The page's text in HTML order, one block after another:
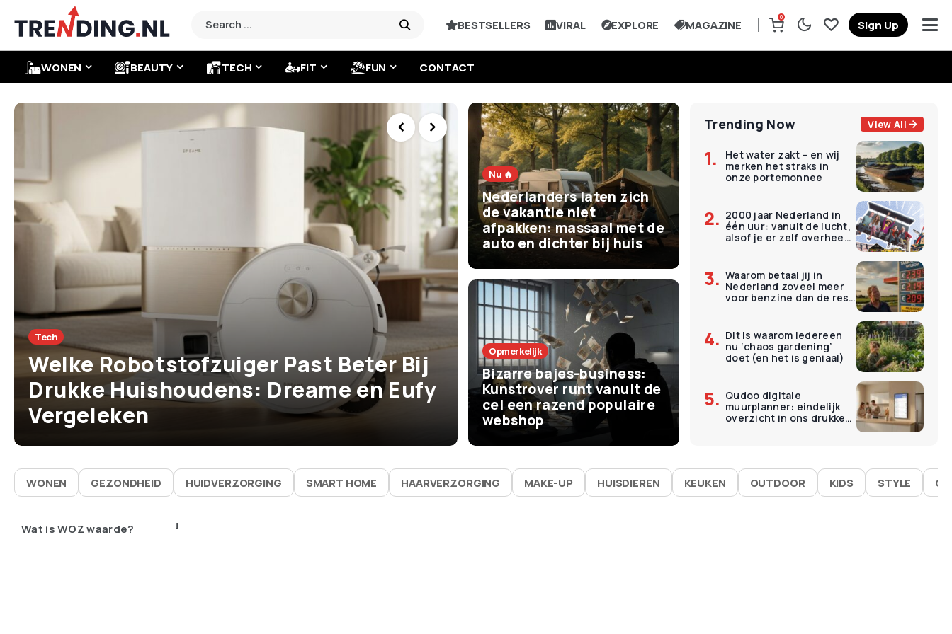
BESTSELLERS VIRAL EXPLORE MAGAZINE
0
Sign Up
WONEN BEAUTY TECH FIT FUN CONTACT
Tech
Welke Robotstofzuiger Past Beter Bij
Drukke Huishoudens: Dreame en Eufy
Vergeleken
Het Leven
De beste zomermomenten kosten
vaak bijna niks – en dat is precies
waarom ze zo goed werken
Nu 🔥
Nederlanders laten zich
de vakantie niet
afpakken: massaal met de
auto en dichter bij huis
Opmerkelijk
Bizarre bajes-business:
Kunstrover runt vanuit de
cel een razend populaire
webshop
Trending Now View All
Het water zakt – en wij
merken het straks in
onze portemonnee
2000 jaar Nederland in
één uur: vanuit de lucht,
alsof je er zelf overheen
Waarom betaal jij in
Nederland zoveel meer
voor benzine dan de rest
Dit is waarom iedereen
nu ‘chaos gardening’
doet (en het is geniaal)
Qudoo digitale
muurplanner: eindelijk
overzicht in ons drukke
WONEN GEZONDHEID HUIDVERZORGING SMART HOME HAARVERZORGING MAKE-UP HUISDIEREN KEUKEN OUTDOOR KIDS STYLE
Wat is WOZ waarde?